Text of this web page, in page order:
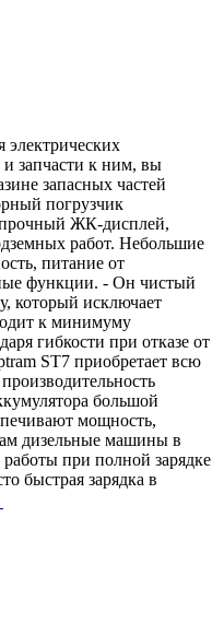
электрических
и запчасти к ним, вы
запасных частей
погрузчик
прочный ЖК-дисплей,
работ. Небольшие
питание от
функции. - Он чистый
который исключает
к минимуму
гибкости при отказе от
ST7 приобретает всю
большой
мощность,
дизельные машины в
при полной зарядке
быстрая зарядка в